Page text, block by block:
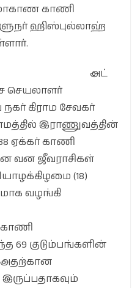
காணி
ஹிஸ்புல்லாஹ்
அட்
செயலாளர்
நகர் கிராம சேவகர்
இராணுவத்தின்
ஏக்கர் காணி
வன ஜீவராசிகள்
(18)
வழங்கி
காணி
69 குடும்பங்களின்
அதற்கான